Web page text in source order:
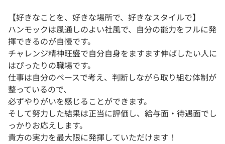
【好きなことを、好きな場所で、好きなスタイルで】
ハンモックは風通しのよい社風で、自分の能力をフルに発
揮できるのが自慢です。
チャレンジ精神旺盛で自分自身をますます伸ばしたい人に
はぴったりの職場です。
仕事は自分のペースで考え、判断しながら取り組む体制が
整っているので、
必ずやりがいを感じることができます。
そして努力した結果は正当に評価し、給与面・待遇面でし
っかりお応えします。
貴方の実力を最大限に発揮していただけます！